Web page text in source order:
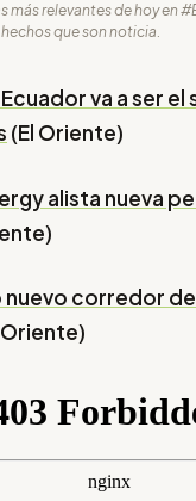
más relevantes de hoy en
que son noticia.
va a ser
(El Oriente)
alista nueva
nuevo corredor
Oriente)